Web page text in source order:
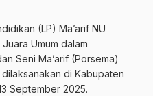
(LP) Ma’arif NU
Umum dalam
Seni Ma’arif (Porsema)
di Kabupaten
September 2025.